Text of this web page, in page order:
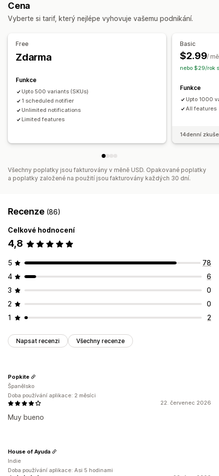
Notifikace a analytika
Připomenutí doplnění zásob
Upozornění na nízké zásoby
Notifikace o nedostupnosti ve skladu
E-mailová oznámení
Dávkové odeslání
Není skladem Vlastní upozornění
Výkazy skladových zásob
Cena
Vyberte si tarif, který nejlépe vyhovuje vašemu podnikání.
Free
Zdarma
Funkce
Upto 500 variants (SKUs)
1 scheduled notifier
Unlimited notifications
Limited features
Basic
$2.99/
nebo $29/rok
Funkce
Upto 1000
All features
14denní
Všechny poplatky jsou fakturovány v měně USD. Opakované poplatky
a poplatky založené na použití jsou fakturovány každých 30 dní.
Recenze (86)
Celkové hodnocení
4,8
5
78
4
6
3
0
2
0
1
2
Napsat recenzi Všechny recenze
22. červenec 2026
Muy bueno
Popkite
Španělsko
Doba používání aplikace: 2 měsíci
House of Ayuda
Indie
Doba používání aplikace: Asi 5 hodinami